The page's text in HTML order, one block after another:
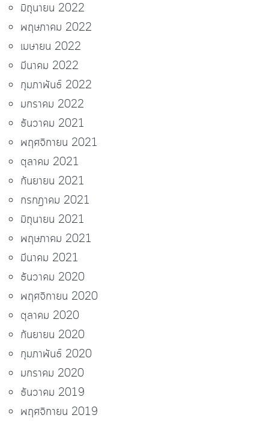
มิถุนายน 2022
พฤษภาคม 2022
เมษายน 2022
มีนาคม 2022
กุมภาพันธ์ 2022
มกราคม 2022
ธันวาคม 2021
พฤศจิกายน 2021
ตุลาคม 2021
กันยายน 2021
กรกฎาคม 2021
มิถุนายน 2021
พฤษภาคม 2021
มีนาคม 2021
ธันวาคม 2020
พฤศจิกายน 2020
ตุลาคม 2020
กันยายน 2020
กุมภาพันธ์ 2020
มกราคม 2020
ธันวาคม 2019
พฤศจิกายน 2019